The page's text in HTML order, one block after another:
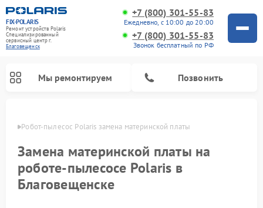
FIX-POLARIS
Ремонт устройств Polaris
Специализированный
cервисный центр г.
Благовещенск
+7 (800) 301-55-83
Ежедневно, с 10:00 до 20:00
+7 (800) 301-55-83
Звонок бесплатный по РФ
Мы ремонтируем Позвонить
Робот-пылесос Polaris замена материнской платы
Замена материнской платы на
роботе-пылесосе Polaris в
Благовещенске